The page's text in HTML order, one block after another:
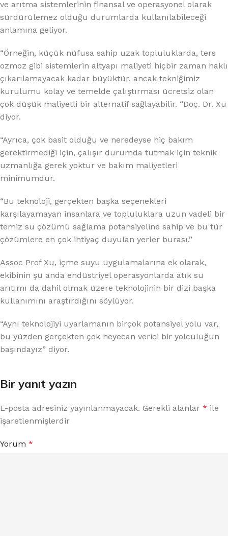
ve arıtma sistemlerinin finansal ve operasyonel olarak
sürdürülemez olduğu durumlarda kullanılabileceği
anlamına geliyor.
“Örneğin, küçük nüfusa sahip uzak topluluklarda, ters
ozmoz gibi sistemlerin altyapı maliyeti hiçbir zaman haklı
çıkarılamayacak kadar büyüktür, ancak tekniğimiz
kurulumu kolay ve temelde çalıştırması ücretsiz olan
çok düşük maliyetli bir alternatif sağlayabilir. “Doç. Dr. Xu
diyor.
“Ayrıca, çok basit olduğu ve neredeyse hiç bakım
gerektirmediği için, çalışır durumda tutmak için teknik
uzmanlığa gerek yoktur ve bakım maliyetleri
minimumdur.
“Bu teknoloji, gerçekten başka seçenekleri
karşılayamayan insanlara ve topluluklara uzun vadeli bir
temiz su çözümü sağlama potansiyeline sahip ve bu tür
çözümlere en çok ihtiyaç duyulan yerler burası.”
Assoc Prof Xu, içme suyu uygulamalarına ek olarak,
ekibinin şu anda endüstriyel operasyonlarda atık su
arıtımı da dahil olmak üzere teknolojinin bir dizi başka
kullanımını araştırdığını söylüyor.
“Aynı teknolojiyi uyarlamanın birçok potansiyel yolu var,
bu yüzden gerçekten çok heyecan verici bir yolculuğun
başındayız” diyor.
Bir yanıt yazın
E-posta adresiniz yayınlanmayacak. Gerekli alanlar * ile
işaretlenmişlerdir
Yorum *